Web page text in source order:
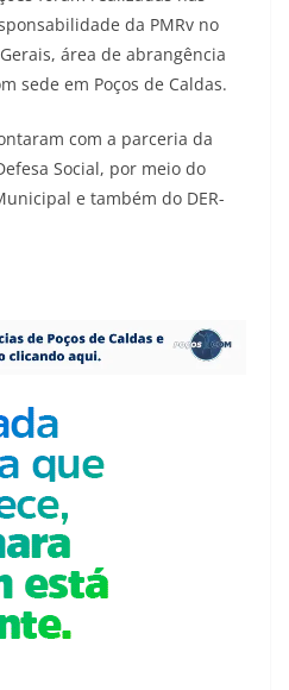
da PMRv no
área de abrangência
sede em Poços de Caldas.
com a parceria da
Social, por meio do
e também do DER-